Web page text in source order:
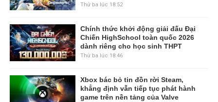
Thứ ba lúc 18:52
Chính thức khởi động giải đấu Đại
Chiến HighSchool toàn quốc 2026
dành riêng cho học sinh THPT
Thứ ba lúc 18:46
Xbox bác bỏ tin đồn rời Steam,
khẳng định vẫn tiếp tục phát hành
game trên nền tảng của Valve